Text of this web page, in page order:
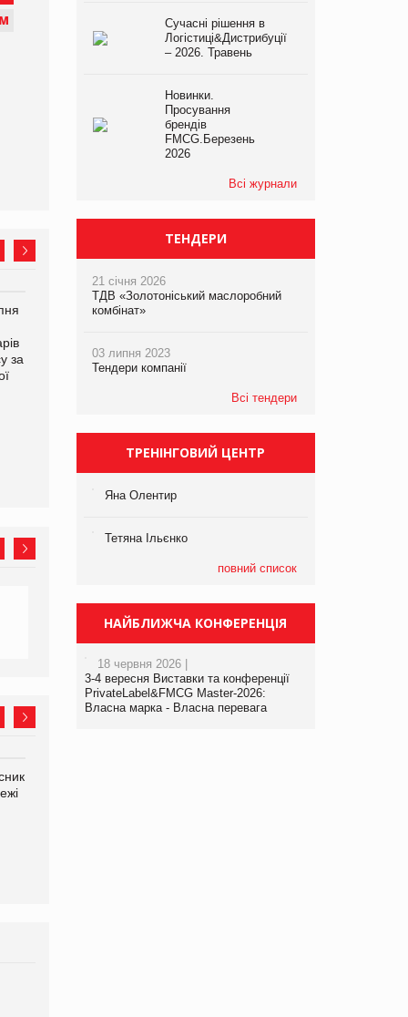
М
за
Смачне поповнення
ТОКЕРИ
PrivateLabel&FMCG Master
2026
Сучасні рішення в
Логістиці&Дистрибуції
– 2026. Травень
Новинки.
Просування
брендів
FMCG.Березень
2026
Всі журнали
ТЕНДЕРИ
21 січня 2026
ТДВ «Золотоніський маслоробний
комбінат»
03 липня 2023
Тендери компанії
Всі тендери
ТРЕНІНГОВИЙ ЦЕНТР
Яна Олентир
Тетяна Ільєнко
повний список
НАЙБЛИЖЧА КОНФЕРЕНЦІЯ
18 червня 2026 |
3-4 вересня Виставки та конференції
PrivateLabel&FMCG Master-2026:
Власна марка - Власна перевага